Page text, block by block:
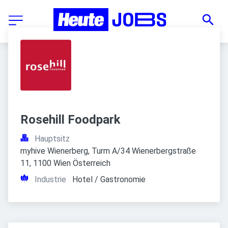
Rosehill Foodpark
Hauptsitz
myhive Wienerberg, Turm A/34 Wienerbergstraße
11, 1100 Wien Österreich
Industrie
Hotel / Gastronomie